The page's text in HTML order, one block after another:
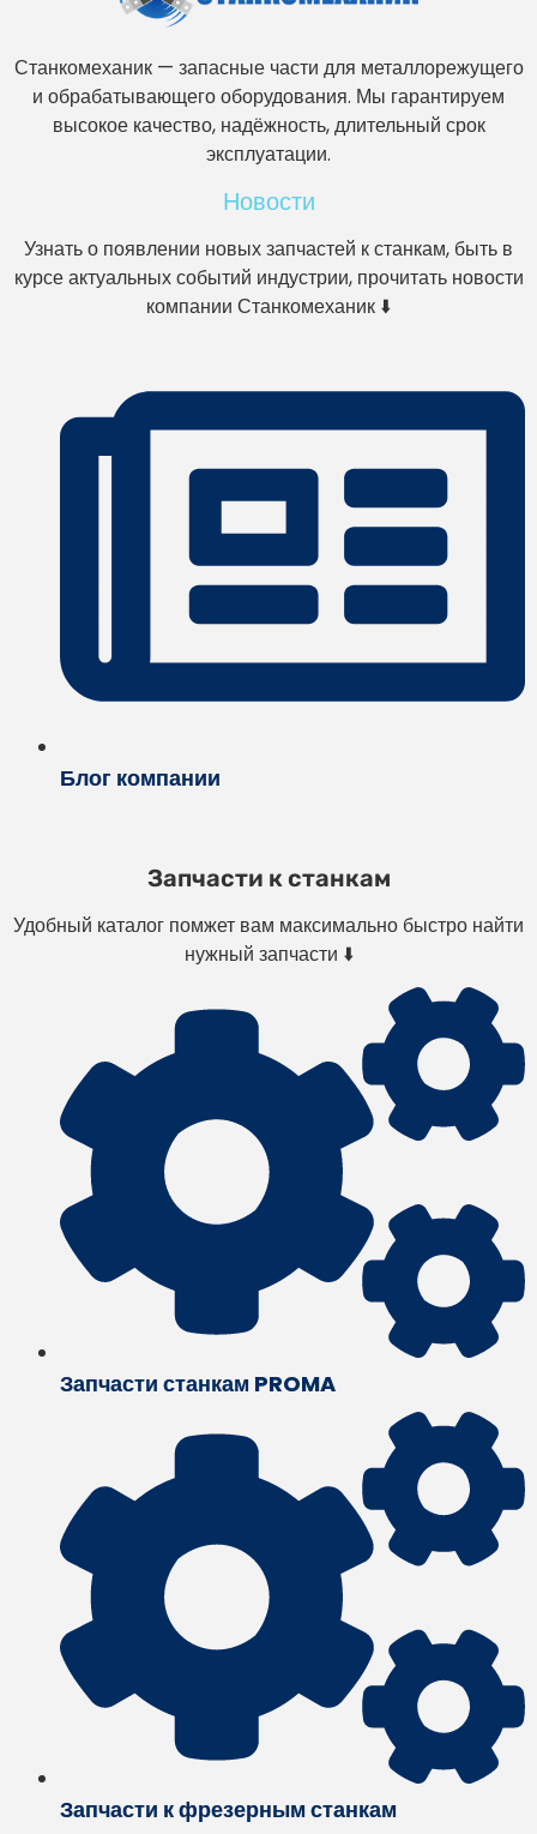
Станкомеханик — запасные части для металлорежущего
и обрабатывающего оборудования. Мы гарантируем
высокое качество, надёжность, длительный срок
эксплуатации.
Новости
Узнать о появлении новых запчастей к станкам, быть в
курсе актуальных событий индустрии, прочитать новости
компании Станкомеханик ⬇️
Блог компании
Запчасти к станкам
Удобный каталог помжет вам максимально быстро найти
нужный запчасти ⬇️
Запчасти станкам PROMA
Запчасти к фрезерным станкам